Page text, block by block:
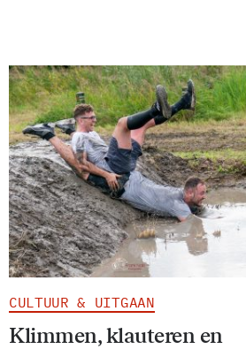
CULTUUR & UITGAAN
Klimmen, klauteren en